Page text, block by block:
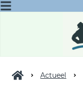
Actueel